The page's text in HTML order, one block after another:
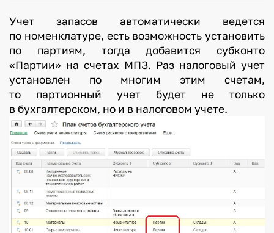
Учет запасов автоматически ведется
по номенклатуре, есть возможность установить
по партиям, тогда добавится субконто
«Партии» на счетах МПЗ. Раз налоговый учет
установлен по многим этим счетам,
то партионный учет будет не только
в бухгалтерском, но и в налоговом учете.